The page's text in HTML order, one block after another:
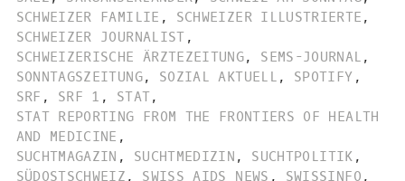
SCHWEIZER FAMILIE , SCHWEIZER ILLUSTRIERTE ,
SCHWEIZER JOURNALIST ,
SCHWEIZERISCHE ÄRZTEZEITUNG, SEMS-JOURNAL ,
SONNTAGSZEITUNG, SOZIAL AKTUELL , SPOTIFY ,
SRF , SRF 1 , STAT,
STAT REPORTING FROM THE FRONTIERS OF HEALTH
AND MEDICINE ,
SUCHTMAGAZIN , SUCHTMEDIZIN , SUCHTPOLITIK ,
SÜDOSTSCHWEIZ , SWISS AIDS NEWS , SWISSINFO ,